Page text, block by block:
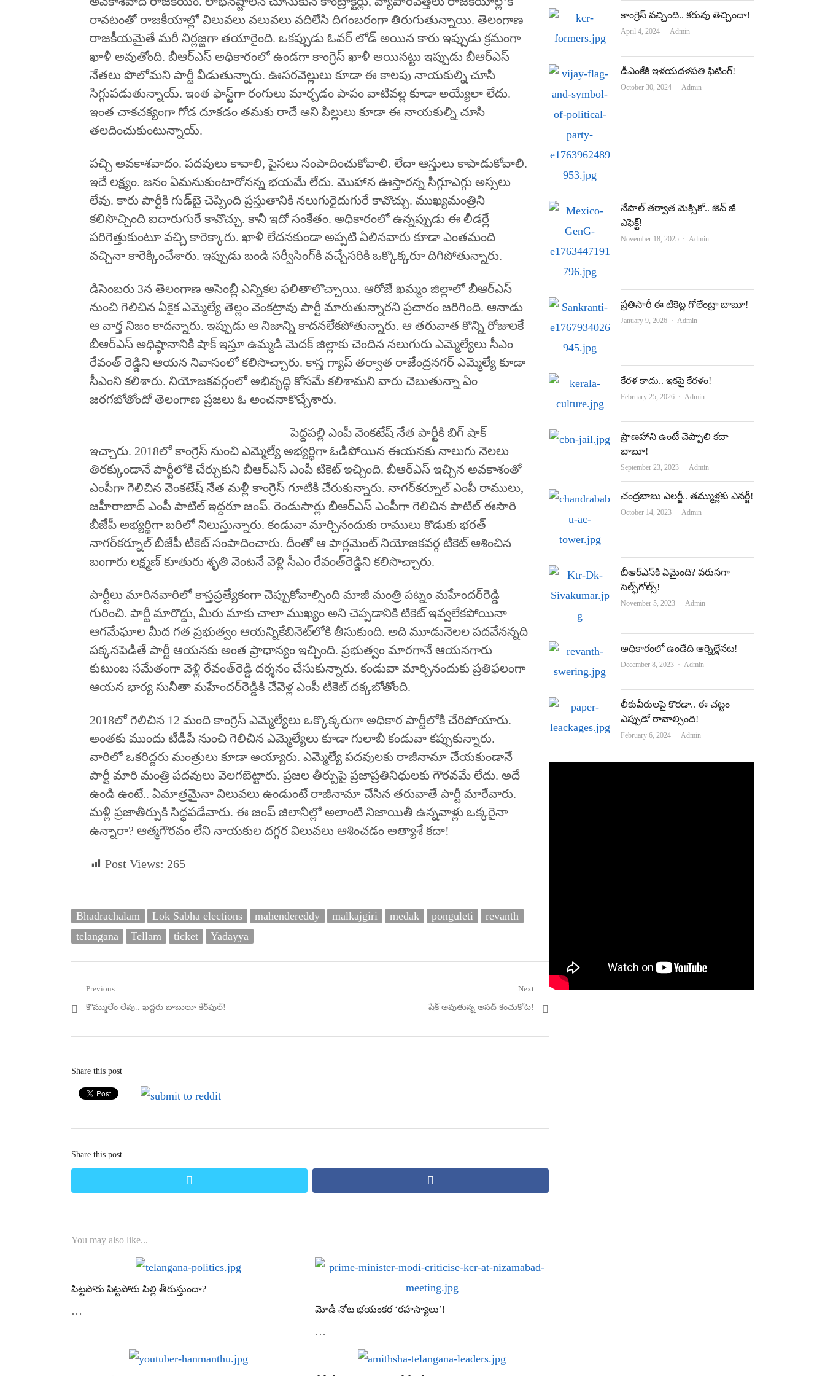
రావటంతో రాజ‌కీయాల్లో విలువ‌లు వ‌లువ‌లు వ‌దిలేసి దిగంబ‌రంగా తిరుగుతున్నాయి. తెలంగాణ
రాజకీయమైతే మ‌రీ నిర్లజ్జగా తయారైంది. ఒకప్పుడు ఓవర్ లోడ్ అయిన కారు ఇప్పుడు క్రమంగా
ఖాళీ అవుతోంది. బీఆర్‌ఎస్‌ అధికారంలో ఉండగా కాంగ్రెస్ ఖాళీ అయినట్టు ఇప్పుడు బీఆర్ఎస్
నేత‌లు పొలోమ‌ని పార్టీ వీడుతున్నారు. ఊసరవెల్లులు కూడా ఈ కాలపు నాయకుల్ని చూసి
సిగ్గుపడుతున్నాయ్. ఇంత ఫాస్ట్‌గా రంగులు మార్చడం పాపం వాటివల్ల కూడా అయ్యేలా లేదు.
ఇంత చాకచక్యంగా గోడ దూకడం తమకు రాదే అని పిల్లులు కూడా ఈ నాయ‌కుల్ని చూసి
తలదించుకుంటున్నాయ్.
పచ్చి అవకాశవాదం. పదవులు కావాలి, పైసలు సంపాదించుకోవాలి. లేదా ఆస్తులు కాపాడుకోవాలి.
ఇదే లక్ష్యం. జనం ఏమనుకుంటారోనన్న భయమే లేదు. మొహాన ఊస్తారన్న సిగ్గూఎగ్గు అస్సలు
లేవు. కారు పార్టీకి గుడ్‌బై చెప్పింది ప్రస్తుతానికి నలుగురైదుగురే కావొచ్చు. ముఖ్యమంత్రిని
కలిసొచ్చింది ఐదారుగురే కావొచ్చు. కానీ ఇదో సంకేతం. అధికారంలో ఉన్నప్పుడు ఈ లీడర్లే
పరిగెత్తుకుంటూ వచ్చి కారెక్కారు. ఖాళీ లేదనకుండా అప్ప‌టి ఏలిన‌వారు కూడా ఎంతమంది
వచ్చినా కారెక్కించేశారు. ఇప్పుడు బండి సర్వీసింగ్‌కి వచ్చేసరికి ఒక్కొక్కరూ దిగిపోతున్నారు.
డిసెంబరు 3న తెలంగాణ అసెంబ్లీ ఎన్నికల ఫలితాలొచ్చాయి. ఆరోజే ఖమ్మం జిల్లాలో బీఆర్ఎస్‌
నుంచి గెలిచిన ఏకైక ఎమ్మెల్యే తెల్లం వెంకట్రావు పార్టీ మారుతున్నారని ప్ర‌చారం జ‌రిగింది. ఆనాడు
ఆ వార్త నిజం కాదన్నారు. ఇప్పుడు ఆ నిజాన్ని కాదనలేకపోతున్నారు. ఆ తరువాత కొన్ని రోజులకే
బీఆర్ఎస్‌ అధిష్ఠానానికి షాక్‌ ఇస్తూ ఉమ్మ‌డి మెద‌క్ జిల్లాకు చెందిన న‌లుగురు ఎమ్మెల్యేలు సీఎం
రేవంత్‌ రెడ్డిని ఆయన నివాసంలో కలిసొచ్చారు. కాస్త గ్యాప్‌ తర్వాత రాజేంద్రనగర్ ఎమ్మెల్యే కూడా
సీఎంని కలిశారు. నియోజకవర్గంలో అభివృద్ధి కోసమే కలిశామని వారు చెబుతున్నా ఏం
జరగబోతోందో తెలంగాణ ప్రజలు ఓ అంచనాకొచ్చేశారు.
పెద్దపల్లి ఎంపీ వెంకటేష్‌ నేత పార్టీకి బిగ్‌ షాక్‌
ఇచ్చారు. 2018లో కాంగ్రెస్‌ నుంచి ఎమ్మెల్యే అభ్యర్ధిగా ఓడిపోయిన ఈయనకు నాలుగు నెలలు
తిరక్కుండానే పార్టీలోకి చేర్చుకుని బీఆర్ఎస్ ఎంపీ టికెట్‌ ఇచ్చింది. బీఆర్‌ఎస్‌ ఇచ్చిన అవకాశంతో
ఎంపీగా గెలిచిన వెంకటేష్‌ నేత మళ్లీ కాంగ్రెస్ గూటికి చేరుకున్నారు. నాగర్‌కర్నూల్‌ ఎంపీ రాములు,
జహీరాబాద్‌ ఎంపీ పాటిల్‌ ఇద్దరూ జంప్‌. రెండుసార్లు బీఆర్‌ఎస్‌ ఎంపీగా గెలిచిన పాటిల్‌ ఈసారి
బీజేపీ అభ్యర్థిగా బరిలో నిలుస్తున్నారు. కండువా మార్చినందుకు రాములు కొడుకు భరత్‌
నాగర్‌కర్నూల్‌ బీజేపీ టికెట్‌ సంపాదించారు. దీంతో ఆ పార్లమెంట్‌ నియోజకవర్గ టికెట్‌ ఆశించిన
బంగారు లక్ష్మణ్‌ కూతురు శృతి వెంటనే వెళ్లి సీఎం రేవంత్‌రెడ్డిని కలిసొచ్చారు.
పార్టీలు మారిన‌వారిలో కాస్త‌ప్ర‌త్యేకంగా చెప్పుకోవాల్సింది మాజీ మంత్రి పట్నం మహేందర్‌రెడ్డి
గురించి. పార్టీ మారొద్దు, మీరు మాకు చాలా ముఖ్యం అని చెప్పడానికి టికెట్ ఇవ్వ‌లేక‌పోయినా
ఆగ‌మేఘాల మీద గ‌త ప్ర‌భుత్వం ఆయ‌న్నికేబినెట్‌లోకి తీసుకుంది. అది మూడునెలల పదవేనన్నది
పక్కనపెడితే పార్టీ ఆయనకు అంత ప్రాధాన్యం ఇచ్చింది. ప్రభుత్వం మారగానే ఆయ‌నగారు
కుటుంబ సమేతంగా వెళ్లి రేవంత్‌రెడ్డి ద‌ర్శ‌నం చేసుకున్నారు. కండువా మార్చినందుకు ప్రతిఫలంగా
ఆయన భార్య సునీతా మహేందర్‌రెడ్డికి చేవెళ్ల ఎంపీ టికెట్‌ దక్కబోతోంది.
2018లో గెలిచిన 12 మంది కాంగ్రెస్ ఎమ్మెల్యేలు ఒక్కొక్కరుగా అధికార పార్టీలోకి చేరిపోయారు.
అంతకు ముందు టీడీపీ నుంచి గెలిచిన ఎమ్మెల్యేలు కూడా గులాబీ కండువా కప్పుకున్నారు.
వారిలో ఒకరిద్దరు మంత్రులు కూడా అయ్యారు. ఎమ్మెల్యే పదవులకు రాజీనామా చేయకుండానే
పార్టీ మారి మంత్రి పదవులు వెల‌గ‌బెట్టారు. ప్రజల తీర్పుపై ప్రజాప్రతినిధులకు గౌరవమే లేదు. అదే
ఉండి ఉంటే.. ఏమాత్రమైనా విలువలు ఉండుంటే రాజీనామా చేసిన తరువాతే పార్టీ మారేవారు.
మళ్లీ ప్రజాతీర్పుకి సిద్ధపడేవారు. ఈ జంప్‌ జిలానీల్లో అలాంటి నిజాయితీ ఉన్నవాళ్లు ఒక్కరైనా
ఉన్నారా? ఆత్మగౌరవం లేని నాయకుల దగ్గర విలువలు ఆశించడం అత్యాశే కదా!
Post Views: 265
Bhadrachalam Lok Sabha elections mahendereddy malkajgiri medak ponguleti
revanth
telangana
Tellam ticket Yadayya
Post
navigation
Previous
Previous
కొమ్ములేం లేవు.. ఖ‌ద్ద‌రు బాబులూ కేర్‌ఫుల్‌!
Next
Next
షేక్ అవుతున్న అస‌ద్ కంచుకోట‌!
Share this post
Share this post
You may also like...
పిట్టపోరు పిట్టపోరు పిల్లి తీరుస్తుందా?
… మోడీ నోట భయంకర ‘రహస్యాలు’!
…
కాంగ్రెస్‌ వచ్చింది.. కరువు తెచ్చిందా!
April 4, 2024 Author
Admin
డీఎంకేకి ఇళ‌య‌ద‌ళ‌ప‌తి ఫిటింగ్!
October 30, 2024 Author
Admin
నేపాల్‌ తర్వాత మెక్సికో.. జెన్‌ జీ
ఎఫెక్ట్‌!
November 18, 2025 Author
Admin
ప్రతిసారీ ఈ టికెట్ల గోలేంట్రా బాబూ!
January 9, 2026 Author
Admin
కేర‌ళ కాదు.. ఇక‌పై కేర‌ళం!
February 25, 2026 Author
Admin
ప్రాణహాని ఉంటే చెప్పాలి కదా
బాబూ!
September 23, 2023 Author
Admin
చంద్రబాబు ఎలర్జీ.. తమ్ముళ్లకు ఎనర్జీ!
October 14, 2023 Author
Admin
బీఆర్‌ఎస్‌కి ఏమైంది? వరుసగా
సెల్ఫ్‌గోల్స్‌!
November 5, 2023 Author
Admin
అధికారంలో ఉండేది ఆర్నెల్లేనట!
December 8, 2023 Author
Admin
లీకువీరుల‌పై కొర‌డా.. ఈ చ‌ట్టం
ఎప్పుడో రావాల్సింది!
February 6, 2024 Author
Admin